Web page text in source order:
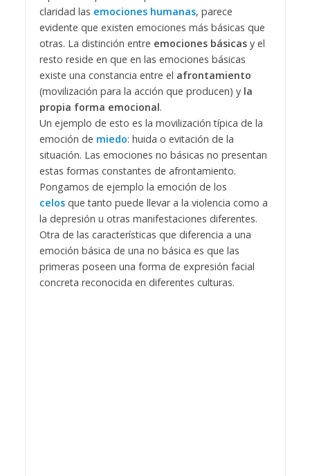
claridad las emociones humanas, parece
evidente que existen emociones más básicas que
otras. La distinción entre emociones básicasy el
resto reside en que en las emociones básicas
existe una constancia entre el afrontamiento
(movilización para la acción que producen) y la
propia forma emocional.
Un ejemplo de esto es la movilización típica de la
emoción de miedo: huida o evitación de la
situación. Las emociones no básicas no presentan
estas formas constantes de afrontamiento.
Pongamos de ejemplo la emoción de los
celos que tanto puede llevar a la violencia como a
la depresión u otras manifestaciones diferentes.
Otra de las características que diferencia a una
emoción básica de una no básica es que las
primeras poseen una forma de expresión facial
concreta reconocida en diferentes culturas.